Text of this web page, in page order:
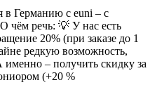
в Германию с euni – с
чём речь: 💡 У нас есть
20% (при заказе до 1
редкую возможность,
– получить скидку за
(+20 %